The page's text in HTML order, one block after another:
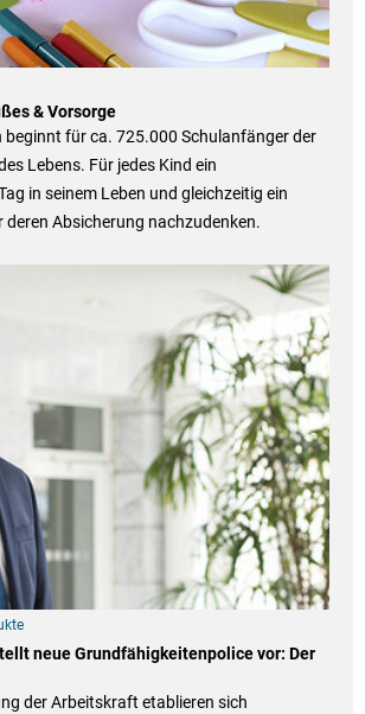
& Vorsorge
beginnt für ca. 725.000 Schulanfänger der
Lebens. Für jedes Kind ein
in seinem Leben und gleichzeitig ein
deren Absicherung nachzudenken.
neue Grundfähigkeitenpolice vor: Der
der Arbeitskraft etablieren sich